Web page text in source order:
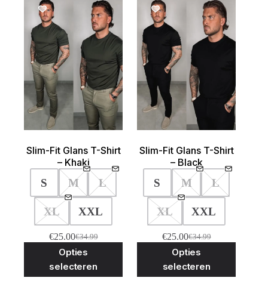
SALE!
Slim-Fit Glans T-Shirt
– Khaki
S M L
XL XXL
€34.99
Oorspronkelijke
prijs
was:
€25.00Huidige
prijs
is:
Opties
selecteren
meerdere
SALE!
Slim-Fit Glans T-Shirt
– Black
S M L
XL XXL
€34.99
Oorspronkelijke
prijs
was:
€25.00Huidige
prijs
is:
Opties
selecteren